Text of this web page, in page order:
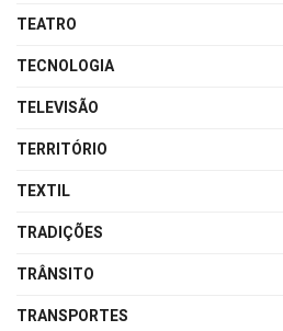
TEATRO
TECNOLOGIA
TELEVISÃO
TERRITÓRIO
TEXTIL
TRADIÇÕES
TRÂNSITO
TRANSPORTES